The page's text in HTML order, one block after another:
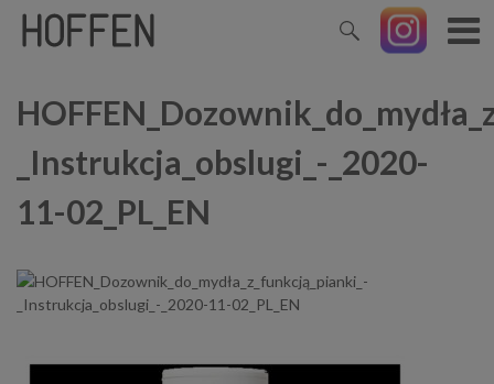
_Instrukcja_obslugi_-_2020-
11-02_PL_EN